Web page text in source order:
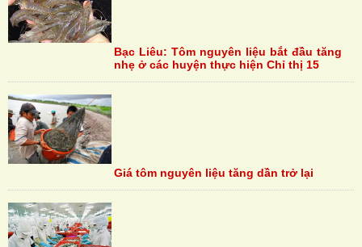
Bạc Liêu: Tôm nguyên liệu bắt đầu tăng
nhẹ ở các huyện thực hiện Chỉ thị 15
Giá tôm nguyên liệu tăng dần trở lại